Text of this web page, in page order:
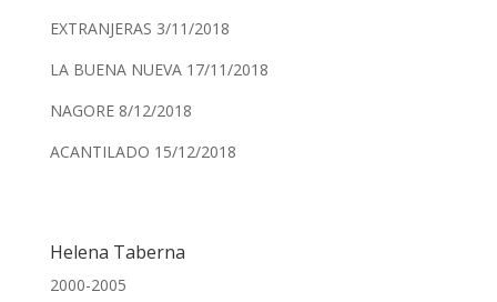
EXTRANJERAS 3/11/2018
LA BUENA NUEVA 17/11/2018
NAGORE 8/12/2018
ACANTILADO 15/12/2018
Helena Taberna
2000-2005